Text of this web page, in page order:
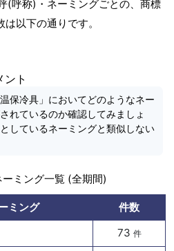
(呼称)・ネーミングごとの、商標
以下の通りです。
ント
保冷具」においてどのようなネー
れているのか確認してみましょ
しているネーミングと類似しない
ミング一覧 (全期間)
ミング
件数
73 件